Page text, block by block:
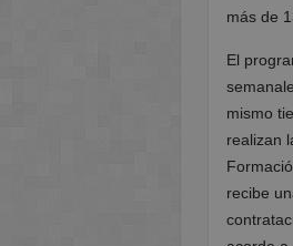
más de
El
mismo
realizan
recibe